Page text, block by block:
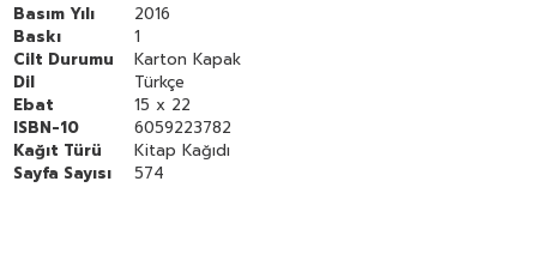
Basım Yılı
2016
Baskı
1
Cilt Durumu
Karton Kapak
Dil
Türkçe
Ebat
15 x 22
ISBN-10
6059223782
Kağıt Türü
Kitap Kağıdı
Sayfa Sayısı
574